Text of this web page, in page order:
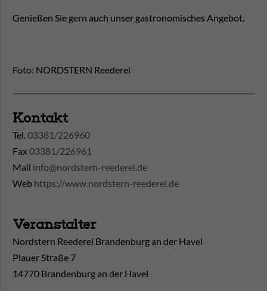
Genießen Sie gern auch unser gastronomisches Angebot.
Foto: NORDSTERN Reederei
Kontakt
Tel.03381/226960
Fax03381/226961
Mail info@nordstern-reederei.de
Web https://www.nordstern-reederei.de
Veranstalter
Nordstern Reederei Brandenburg an der Havel
Plauer Straße 7
14770 Brandenburg an der Havel